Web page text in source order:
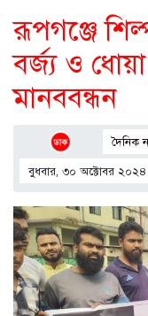
রূপগঞ্জে
বর্জ্য ও
মানববন্ধন
দৈনিক
বুধবার, ৩০ অক্টোবর